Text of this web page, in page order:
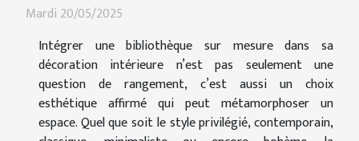
Mardi 20/05/2025
Intégrer une bibliothèque sur mesure dans sa
décoration intérieure n’est pas seulement une
question de rangement, c’est aussi un choix
esthétique affirmé qui peut métamorphoser un
espace. Quel que soit le style privilégié, contemporain,